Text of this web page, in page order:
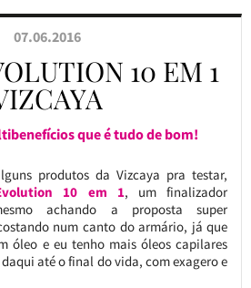
07.06.2016
10 EM 1
que é tudo de bom!
produtos da Vizcaya pra testar,
10 em 1, um finalizador
achando a proposta super
num canto do armário, já que
óleo e eu tenho mais óleos capilares
até o final do vida, com exagero e